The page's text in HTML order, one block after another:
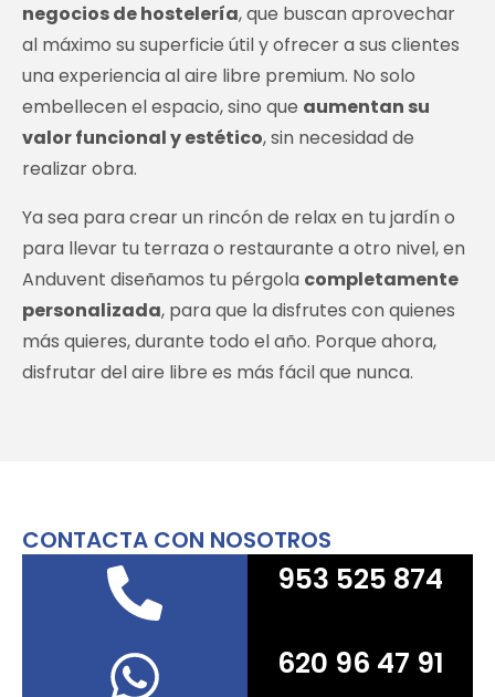
negocios de hostelería, que buscan aprovechar
al máximo su superficie útil y ofrecer a sus clientes
una experiencia al aire libre premium. No solo
embellecen el espacio, sino que aumentan su
valor funcional y estético, sin necesidad de
realizar obra.
Ya sea para crear un rincón de relax en tu jardín o
para llevar tu terraza o restaurante a otro nivel, en
Anduvent diseñamos tu pérgola completamente
personalizada, para que la disfrutes con quienes
más quieres, durante todo el año. Porque ahora,
disfrutar del aire libre es más fácil que nunca.
CONTACTA CON NOSOTROS
953 525 874
620 96 47 91